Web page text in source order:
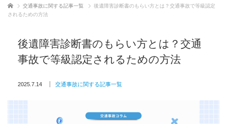
ホーム 交通事故に関する記事一覧
後遺障害診断書のもらい方とは？交通事故で等級認定
されるための方法
後遺障害診断書のもらい方とは？交通
事故で等級認定されるための方法
2025.7.14 交通事故に関する記事一覧